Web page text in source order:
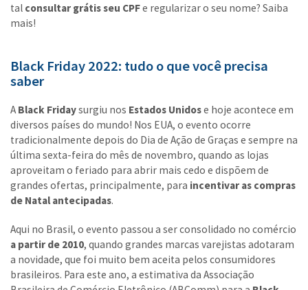
tal consultar grátis seu CPFe regularizar o seu nome? Saiba
mais!
Black Friday 2022: tudo o que você precisa
saber
A Black Fridaysurgiu nos Estados Unidose hoje acontece em
diversos países do mundo! Nos EUA, o evento ocorre
tradicionalmente depois do Dia de Ação de Graças e sempre na
última sexta-feira do mês de novembro, quando as lojas
aproveitam o feriado para abrir mais cedo e dispõem de
grandes ofertas, principalmente, para incentivar as compras
de Natal antecipadas.
Aqui no Brasil, o evento passou a ser consolidado no comércio
a partir de 2010, quando grandes marcas varejistas adotaram
a novidade, que foi muito bem aceita pelos consumidores
brasileiros. Para este ano, a estimativa da Associação